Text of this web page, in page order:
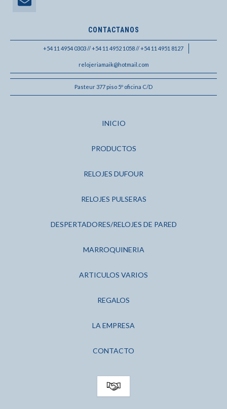
CONTACTANOS
+54 11 4954 0303 // +54 11 4952 1058 // +54 11 4951 8127
relojeriamaik@hotmail.com
Pasteur 377 piso 5º oficina C/D
INICIO
PRODUCTOS
RELOJES DUFOUR
RELOJES PULSERAS
DESPERTADORES/RELOJES DE PARED
MARROQUINERIA
ARTICULOS VARIOS
REGALOS
LA EMPRESA
CONTACTO